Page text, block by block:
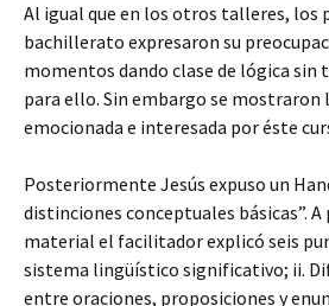
Al igual que en los otros talleres, los
bachillerato expresaron su
momentos dando clase de lógica sin
para ello. Sin embargo se mostraron
emocionada e interesada por éste
Posteriormente Jesús expuso un
distinciones conceptuales básicas”.
material el facilitador explicó seis
sistema lingüístico significativo; ii.
entre oraciones, proposiciones y